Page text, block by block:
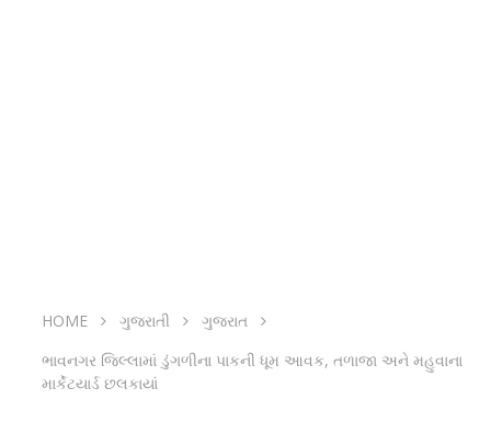
HOME ગુજરાતી
ગુજરાત
ભાવનગર જિલ્લામાં ડુંગળીના પાકની ધૂમ આવક, તળાજા અને મહુવાના
માર્કેટયાર્ડ છલકાયાં